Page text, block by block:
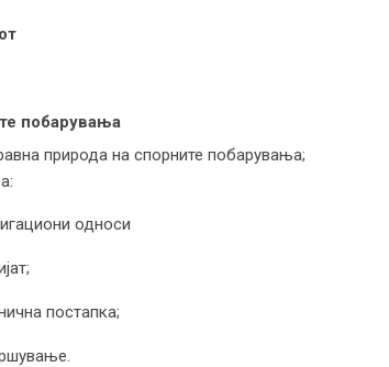
побарувања
природа на спорните побарувања;
односи
постапка;